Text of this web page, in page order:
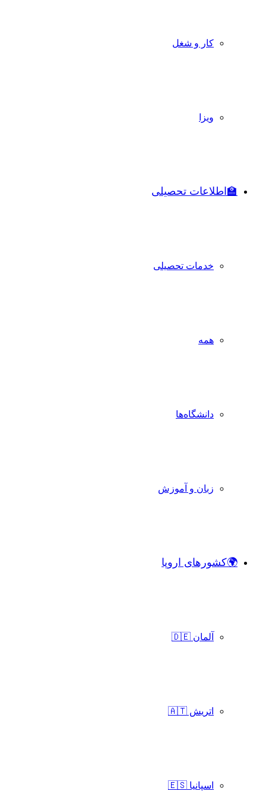
کار و شغل
ویزا
🏫اطلاعات تحصیلی
خدمات تحصیلی
همه
دانشگاه‌ها
زبان و آموزش
🌍کشورهای اروپا
آلمان 🇩🇪
اتریش 🇦🇹
اسپانیا 🇪🇸